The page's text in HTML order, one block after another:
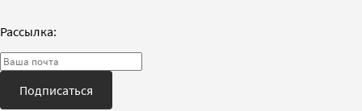
Рассылка:
Подписаться